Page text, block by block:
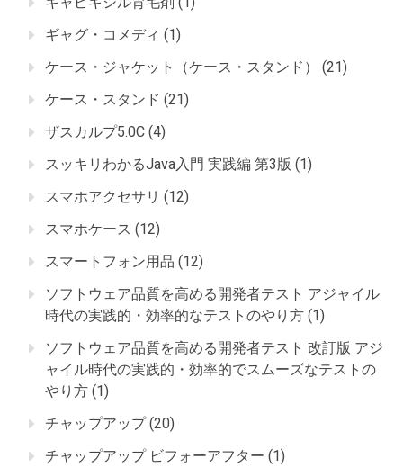
ギャグ・コメディ (1)
ケース・ジャケット（ケース・スタンド）
(21)
ケース・スタンド (21)
ザスカルプ5.0C (4)
スッキリわかるJava入門 実践編 第3版 (1)
スマホアクセサリ (12)
スマホケース (12)
スマートフォン用品 (12)
ソフトウェア品質を高める開発者テスト アジャイル
時代の実践的・効率的なテストのやり方 (1)
ソフトウェア品質を高める開発者テスト 改訂版 アジ
ャイル時代の実践的・効率的でスムーズなテストの
やり方 (1)
チャップアップ(20)
チャップアップ ビフォーアフター (1)